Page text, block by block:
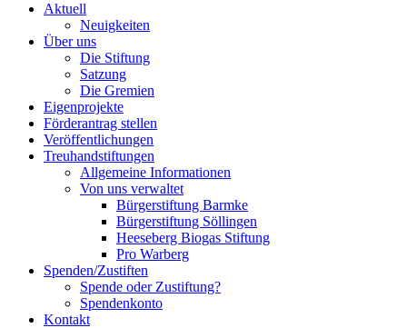
Aktuell
Neuigkeiten
Über uns
Die Stiftung
Satzung
Die Gremien
Eigenprojekte
Förderantrag stellen
Veröffentlichungen
Treuhandstiftungen
Allgemeine Informationen
Von uns verwaltet
Bürgerstiftung Barmke
Bürgerstiftung Söllingen
Heeseberg Biogas Stiftung
Pro Warberg
Spenden/Zustiften
Spende oder Zustiftung?
Spendenkonto
Kontakt